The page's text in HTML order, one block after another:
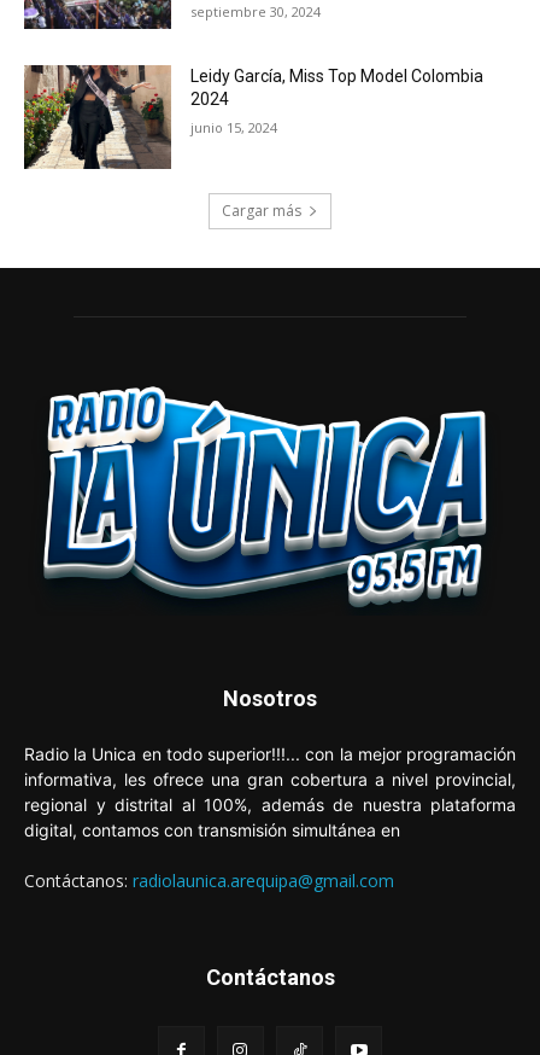
septiembre 30, 2024
Leidy García, Miss Top Model Colombia
2024
junio 15, 2024
Cargar más
Nosotros
Radio la Unica en todo superior!!!... con la mejor programación
informativa, les ofrece una gran cobertura a nivel provincial,
regional y distrital al 100%, además de nuestra plataforma
digital, contamos con transmisión simultánea en
Contáctanos: radiolaunica.arequipa@gmail.com
Contáctanos